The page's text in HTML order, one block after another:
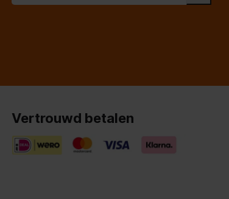
Vertrouwd betalen